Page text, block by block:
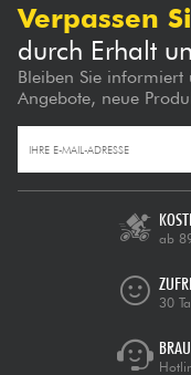
Verpassen
durch Erhalt
Bleiben Sie informiert
Angebote, neue
ab
30